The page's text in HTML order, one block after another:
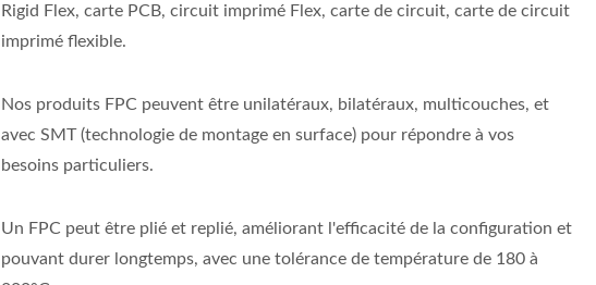
Rigid Flex, carte PCB, circuit imprimé Flex, carte de circuit, carte de circuit
imprimé flexible.
Nos produits FPC peuvent être unilatéraux, bilatéraux, multicouches, et
avec SMT (technologie de montage en surface) pour répondre à vos
besoins particuliers.
Un FPC peut être plié et replié, améliorant l'efficacité de la configuration et
pouvant durer longtemps, avec une tolérance de température de 180 à